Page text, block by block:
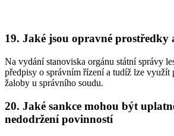
19. Jaké jsou opravné
Na vydání stanoviska orgánu státní správy
předpisy o správním řízení a tudíž lze využít
žaloby u správního soudu.
20. Jaké sankce mohou být
nedodržení povinností